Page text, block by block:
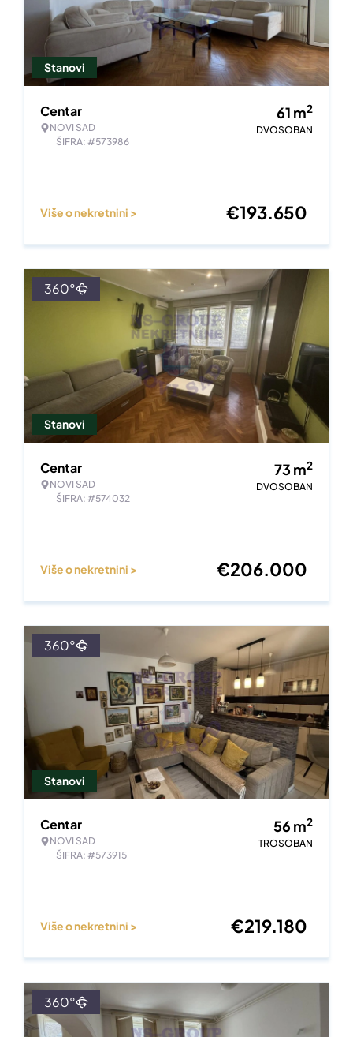
Stanovi
Centar
NOVI SAD
ŠIFRA: #573986
61 m2
DVOSOBAN
Više o nekretnini > €193.650
Stanovi
360°
Centar
NOVI SAD
ŠIFRA: #574032
73 m2
DVOSOBAN
Više o nekretnini > €206.000
Stanovi
360°
Centar
NOVI SAD
ŠIFRA: #573915
56 m2
TROSOBAN
Više o nekretnini > €219.180
360°